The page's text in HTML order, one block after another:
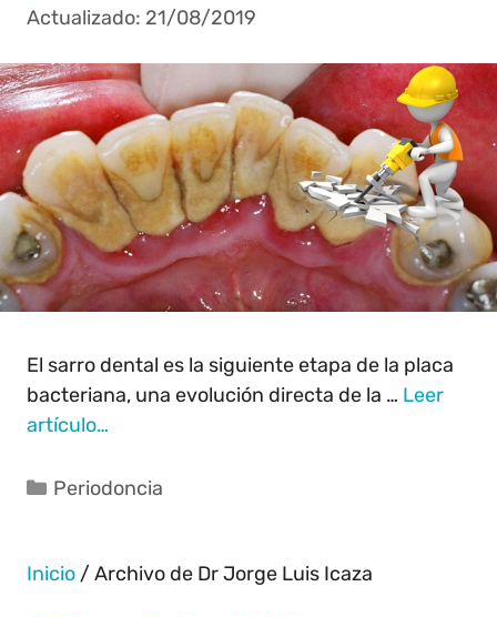
21/08/2019
El sarro dental es la siguiente etapa de la placa
bacteriana, una evolución directa de la … Leer
artículo…
Periodoncia
Inicio /Archivo de Dr Jorge Luis Icaza